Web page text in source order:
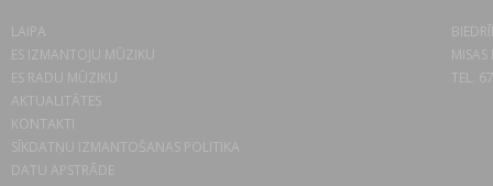
LAIPA
ES IZMANTOJU MŪZIKU
ES RADU MŪZIKU
AKTUALITĀTES
KONTAKTI
SĪKDATŅU IZMANTOŠANAS POLITIKA
DATU APSTRĀDE
TEL.